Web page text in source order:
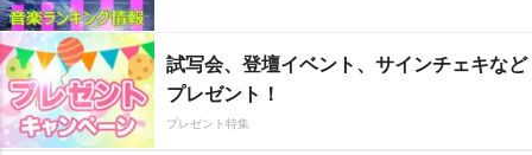
試写会、登壇イベント、サインチェキなど
プレゼント！
プレゼント特集